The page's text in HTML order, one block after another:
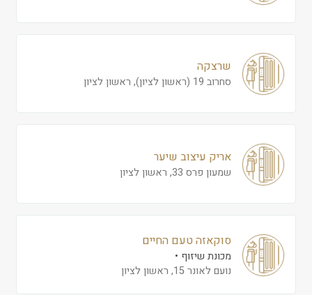
שרצקה
סחרוב 19 (ראשון לציון), ראשון לציון
אריק עיצוב שיער
שמעון פרס 33, ראשון לציון
סוקאזה טעם החיים
מכונת שיזוף
נועם לאונר 15, ראשון לציון